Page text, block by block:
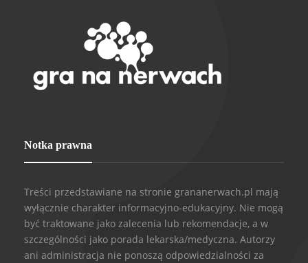
Notka prawna
Treści przedstawiane na stronie grananerwach.pl mają
wyłącznie charakter informacyjno-edukacyjny. Nie mogą
być traktowane jako zalecenia lub rekomendacje, a w
szczególności jako porada lekarska/medyczna. Autorzy
ani administracja nie ponoszą odpowiedzialności za